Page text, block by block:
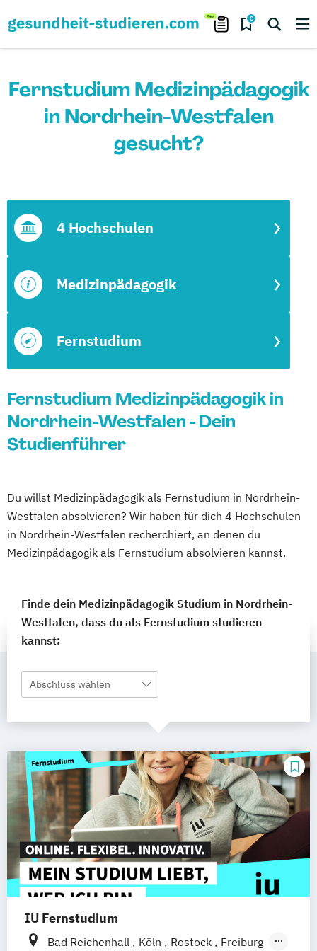
0
Fernstudium Medizinpädagogik
in Nordrhein-Westfalen
gesucht?
Fernstudium
Medizinpädagogik
4 Hochschulen
Fernstudium Medizinpädagogik in
Nordrhein-Westfalen - Dein
Studienführer
Du willst Medizinpädagogik als Fernstudium in Nordrhein-
Westfalen absolvieren? Wir haben für dich 4 Hochschulen
in Nordrhein-Westfalen recherchiert, an denen du
Medizinpädagogik als Fernstudium absolvieren kannst.
Finde dein Medizinpädagogik Studium in Nordrhein-
Westfalen, dass du als Fernstudium studieren
kannst:
Abschluss wählen
IU Fernstudium
Bad Reichenhall Köln Rostock
Freiburg